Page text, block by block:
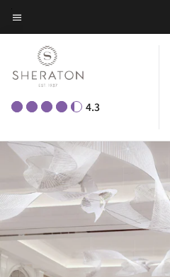
Skip
to
main
content
菜单文本
4.3